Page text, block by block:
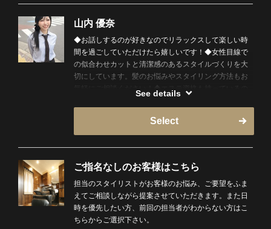
く再現性の高いカットが得意です。
「セットを楽にしたい」「印象を良くしたい」「似合
う髪型が分からない」そんな方もぜひお任せくださ
い！
丁寧なカウンセリングと、リラックスできる空間づく
りを大切にしています。
プレミアムバーバーで培ったワンランク上の技術を、
初めての方も大歓迎です！
小学生から高校球児までずっと野球一筋で生きてきた
学生時代、坊主が当たり前だった反動から引退後ヘア
スタイリングに興味を持ち始めたのがきっかけでし
た。床屋に行くのが楽しみで大好きだった僕はそんな
山内 優奈
◆お話しするのが好きなのでリラックスして楽しい時
間を過ごしていただけたら嬉しいです！◆女性目線で
の似合わせカットと清潔感のあるスタイルづくりを大
切にしています。髪のお悩みやスタイリング方法もお
気軽にご相談ください！◆エステ資格も持っているの
See details
Select
ご指名なしのお客様はこちら
担当のスタイリストがお客様のお悩み、ご要望をふま
えてご相談しながら提案させていただきます。また日
時を優先したい方、前回の担当者がわからない方はこ
ちらからご選択下さい。